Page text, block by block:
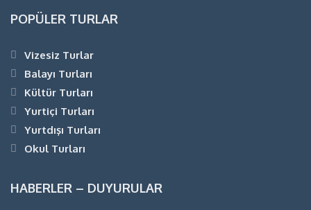
POPÜLER TURLAR
Vizesiz Turlar
Balayı Turları
Kültür Turları
Yurtiçi Turları
Yurtdışı Turları
Okul Turları
HABERLER – DUYURULAR